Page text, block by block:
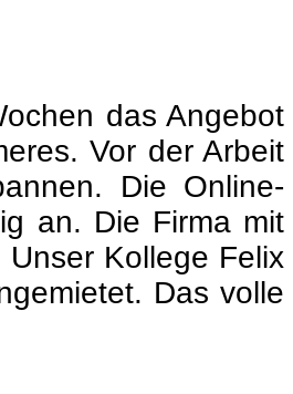
das Angebot
Vor der Arbeit
Die Online-
an. Die Firma mit
Kollege Felix
Das volle